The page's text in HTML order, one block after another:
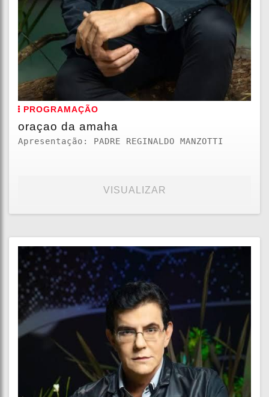
PROGRAMAÇÃO
oraçao da amaha
Apresentação: PADRE REGINALDO MANZOTTI
VISUALIZAR